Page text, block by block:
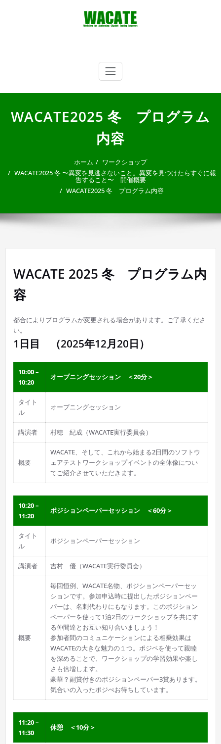
WACATE2025 冬 プログラム
内容
ホーム
ワークショップ
WACATE2025 冬 〜異変を見逃さないこと。異変を見つけたらすぐに報
告すること〜 開催概要
WACATE2025 冬 プログラム内容
WACATE 2025 冬 プログラム内
容
都合によりプログラムが変更される場合があります。ご了承くださ
い。
1日目 （2025年12月20日）
10:00 –
10:20
オープニングセッション ＜20分＞
タイト
ル
オープニングセッション
講演者 村穂 紀成（WACATE実行委員会）
概要
WACATE、そして、これから始まる2日間のソフトウ
ェアテストワークショップイベントの全体像につい
てご紹介させていただきます。
10:20 –
11:20
ポジションペーパーセッション ＜60分＞
タイト
ル
ポジションペーパーセッション
講演者 吉村 優（WACATE実行委員会）
概要
毎回恒例、WACATE名物、ポジションペーパーセッ
ションです。参加申込時に提出したポジションペー
パーは、名刺代わりにもなります。このポジション
ペーパーを使って1泊2日のワークショップを共にす
る仲間達とお互い知り合いましょう！
参加者間のコミュニケーションによる相乗効果は
WACATEの大きな魅力の１つ。ポジペを使って親睦
を深めることで、ワークショップの学習効果や楽し
さも倍増します。
豪華？副賞付きのポジションペーパー3賞あります。
気合いの入ったポジぺお待ちしています。
11:20 –
11:30
休憩 ＜10分＞